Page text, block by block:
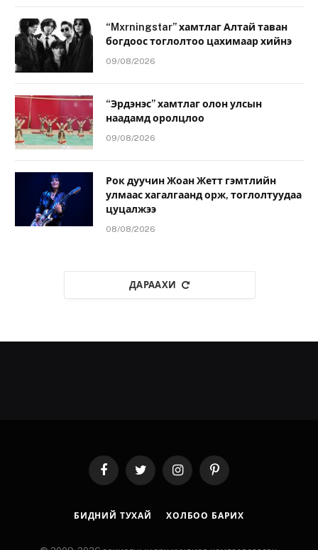
“Mxrningstar” хамтлаг Алтай таван
богдоос тоглолтоо цахимаар хийнэ
09/08/2026
“Эрдэнэс” хамтлаг олон улсын
наадамд оролцлоо
09/08/2026
Рок дуучин Жоан Жетт гэмтлийн
улмаас хагалгаанд орж, тоглолтуудаа
цуцалжээ
08/08/2026
ДАРААХИ
FacebookTwitter InstagramPinterest
БИДНИЙ ТУХАЙ ХОЛБОО БАРИХ